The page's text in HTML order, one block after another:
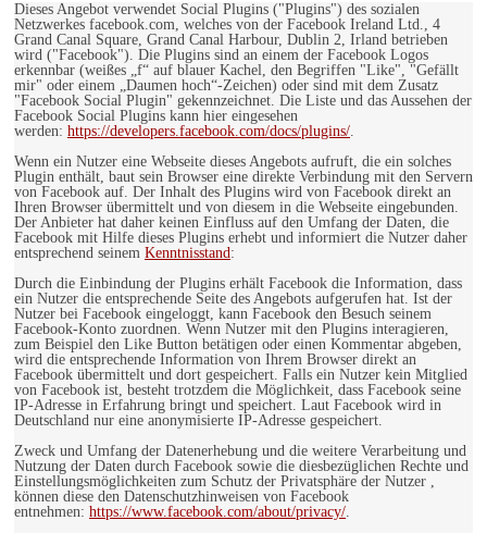
Dieses Angebot verwendet Social Plugins ("Plugins") des sozialen
Netzwerkes facebook.com, welches von der Facebook Ireland Ltd., 4
Grand Canal Square, Grand Canal Harbour, Dublin 2, Irland betrieben
wird ("Facebook"). Die Plugins sind an einem der Facebook Logos
erkennbar (weißes „f“ auf blauer Kachel, den Begriffen "Like", "Gefällt
mir" oder einem „Daumen hoch“-Zeichen) oder sind mit dem Zusatz
"Facebook Social Plugin" gekennzeichnet. Die Liste und das Aussehen der
Facebook Social Plugins kann hier eingesehen
werden: https://developers.facebook.com/docs/plugins/.
Wenn ein Nutzer eine Webseite dieses Angebots aufruft, die ein solches
Plugin enthält, baut sein Browser eine direkte Verbindung mit den Servern
von Facebook auf. Der Inhalt des Plugins wird von Facebook direkt an
Ihren Browser übermittelt und von diesem in die Webseite eingebunden.
Der Anbieter hat daher keinen Einfluss auf den Umfang der Daten, die
Facebook mit Hilfe dieses Plugins erhebt und informiert die Nutzer daher
entsprechend seinem Kenntnisstand:
Durch die Einbindung der Plugins erhält Facebook die Information, dass
ein Nutzer die entsprechende Seite des Angebots aufgerufen hat. Ist der
Nutzer bei Facebook eingeloggt, kann Facebook den Besuch seinem
Facebook-Konto zuordnen. Wenn Nutzer mit den Plugins interagieren,
zum Beispiel den Like Button betätigen oder einen Kommentar abgeben,
wird die entsprechende Information von Ihrem Browser direkt an
Facebook übermittelt und dort gespeichert. Falls ein Nutzer kein Mitglied
von Facebook ist, besteht trotzdem die Möglichkeit, dass Facebook seine
IP-Adresse in Erfahrung bringt und speichert. Laut Facebook wird in
Deutschland nur eine anonymisierte IP-Adresse gespeichert.
Zweck und Umfang der Datenerhebung und die weitere Verarbeitung und
Nutzung der Daten durch Facebook sowie die diesbezüglichen Rechte und
Einstellungsmöglichkeiten zum Schutz der Privatsphäre der Nutzer ,
können diese den Datenschutzhinweisen von Facebook
entnehmen: https://www.facebook.com/about/privacy/.